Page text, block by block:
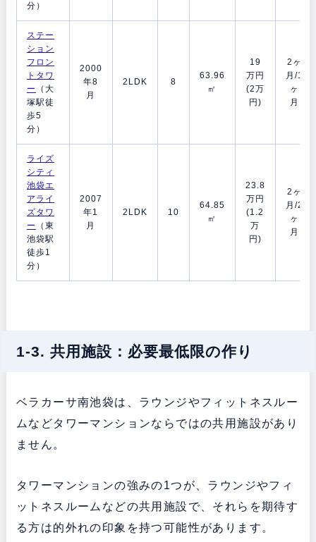
分）
ステー
ション
フロン
トタワ
ー
（大
塚駅徒
歩5
分）
2000
年8
月
2LDK 8
63.96
㎡
19
万円
(2万
円)
2ヶ
月/1
ヶ
月
ライズ
シティ
池袋エ
アライ
ズタワ
ー
（東
池袋駅
徒歩1
分）
2007
年1
月
2LDK 10
64.85
㎡
23.8
万円
(1.2
万
円)
2ヶ
月/2
ヶ
月
1-3. 共用施設：必要最低限の作り
ベラカーサ南池袋は、ラウンジやフィットネスルー
ムなどタワーマンションならではの共用施設があり
ません。
タワーマンションの強みの1つが、ラウンジやフィ
ットネスルームなどの共用施設で、それらを期待す
る方は的外れの印象を持つ可能性があります。